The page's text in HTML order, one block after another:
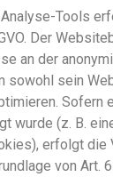
Tools
Der
an der
sowohl sein
Sofern
wurde (z. B.
erfolgt die
von Art.